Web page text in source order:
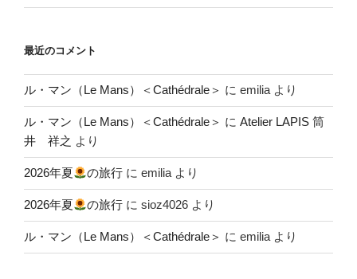
最近のコメント
ル・マン（Le Mans）＜Cathédrale＞ に emilia より
ル・マン（Le Mans）＜Cathédrale＞ に Atelier LAPIS 筒
井 祥之 より
2026年夏 の旅行 にemilia より
2026年夏 の旅行 にsioz4026 より
ル・マン（Le Mans）＜Cathédrale＞ に emilia より